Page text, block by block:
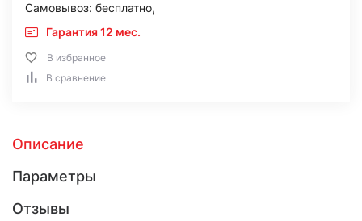
Самовывоз: бесплатно,
Гарантия 12 мес.
В избранное
В сравнение
Описание
Параметры
Отзывы